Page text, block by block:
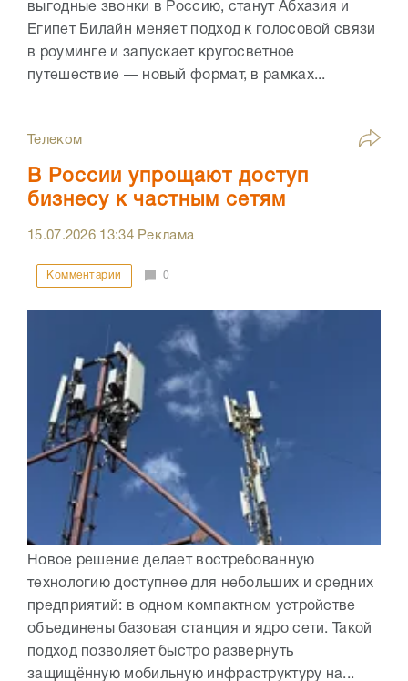
выгодные звонки в Россию, станут Абхазия и
Египет Билайн меняет подход к голосовой связи
в роуминге и запускает кругосветное
путешествие — новый формат, в рамках...
Телеком
В России упрощают доступ
бизнесу к частным сетям
15.07.2026 13:34Реклама
Комментарии 0
Новое решение делает востребованную
технологию доступнее для небольших и средних
предприятий: в одном компактном устройстве
объединены базовая станция и ядро сети. Такой
подход позволяет быстро развернуть
защищённую мобильную инфраструктуру на...